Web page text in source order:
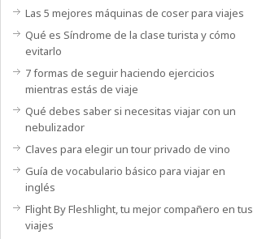
Las 5 mejores máquinas de coser para viajes
Qué es Síndrome de la clase turista y cómo
evitarlo
7 formas de seguir haciendo ejercicios
mientras estás de viaje
Qué debes saber si necesitas viajar con un
nebulizador
Claves para elegir un tour privado de vino
Guía de vocabulario básico para viajar en
inglés
Flight By Fleshlight, tu mejor compañero en tus
viajes